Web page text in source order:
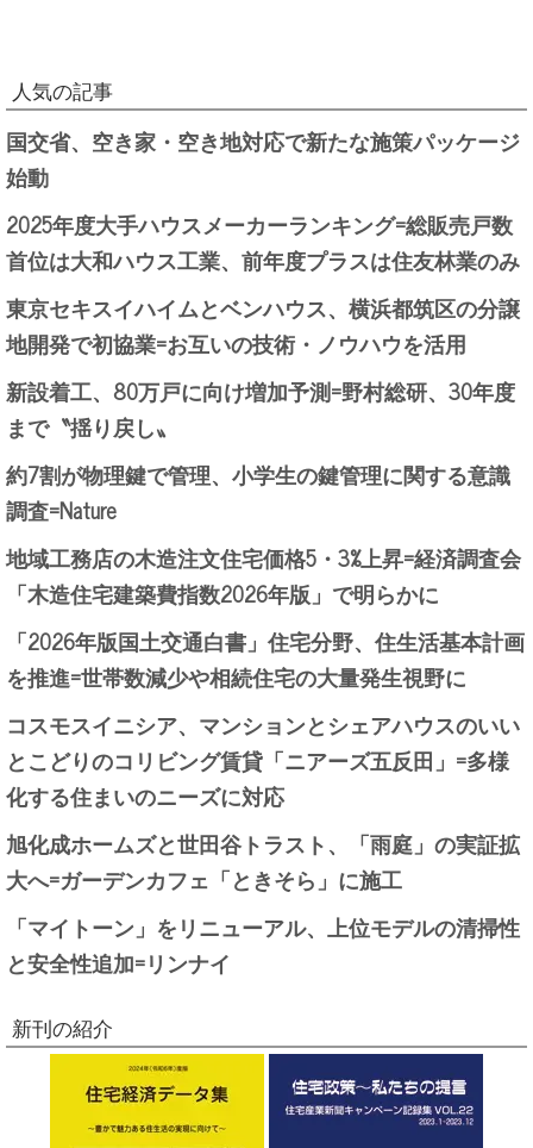
人気の記事
国交省、空き家・空き地対応で新たな施策パッケージ
始動
2025年度大手ハウスメーカーランキング=総販売戸数
首位は大和ハウス工業、前年度プラスは住友林業のみ
東京セキスイハイムとベンハウス、横浜都筑区の分譲
地開発で初協業=お互いの技術・ノウハウを活用
新設着工、80万戸に向け増加予測=野村総研、30年度
まで〝揺り戻し〟
約7割が物理鍵で管理、小学生の鍵管理に関する意識
調査=Nature
地域工務店の木造注文住宅価格5・3%上昇=経済調査会
「木造住宅建築費指数2026年版」で明らかに
「2026年版国土交通白書」住宅分野、住生活基本計画
を推進=世帯数減少や相続住宅の大量発生視野に
コスモスイニシア、マンションとシェアハウスのいい
とこどりのコリビング賃貸「ニアーズ五反田」=多様
化する住まいのニーズに対応
旭化成ホームズと世田谷トラスト、「雨庭」の実証拡
大へ=ガーデンカフェ「ときそら」に施工
「マイトーン」をリニューアル、上位モデルの清掃性
と安全性追加=リンナイ
新刊の紹介